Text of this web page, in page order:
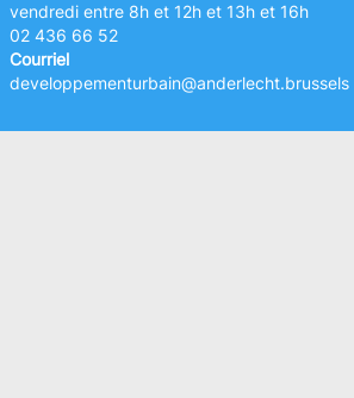
vendredi entre 8h et 12h et 13h et 16h
02 436 66 52
Courriel
developpementurbain@anderlecht.brussels